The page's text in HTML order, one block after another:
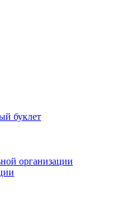
буклет
организации